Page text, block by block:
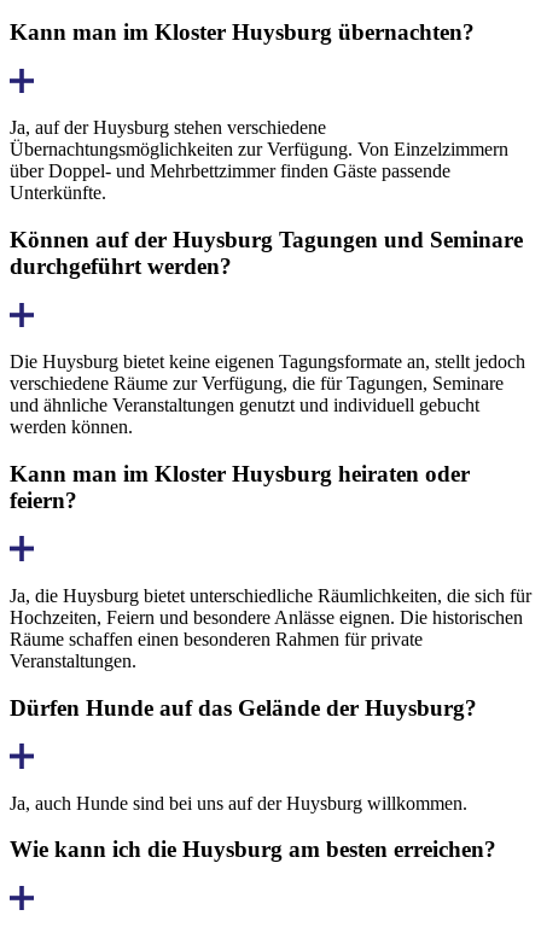
Kann man im Kloster Huysburg übernachten?
Ja, auf der Huysburg stehen verschiedene
Übernachtungsmöglichkeiten zur Verfügung. Von Einzelzimmern
über Doppel- und Mehrbettzimmer finden Gäste passende
Unterkünfte.
Können auf der Huysburg Tagungen und Seminare
durchgeführt werden?
Die Huysburg bietet keine eigenen Tagungsformate an, stellt jedoch
verschiedene Räume zur Verfügung, die für Tagungen, Seminare
und ähnliche Veranstaltungen genutzt und individuell gebucht
werden können.
Kann man im Kloster Huysburg heiraten oder
feiern?
Ja, die Huysburg bietet unterschiedliche Räumlichkeiten, die sich für
Hochzeiten, Feiern und besondere Anlässe eignen. Die historischen
Räume schaffen einen besonderen Rahmen für private
Veranstaltungen.
Dürfen Hunde auf das Gelände der Huysburg?
Ja, auch Hunde sind bei uns auf der Huysburg willkommen.
Wie kann ich die Huysburg am besten erreichen?